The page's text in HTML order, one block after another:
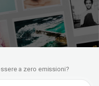
a zero emissioni?